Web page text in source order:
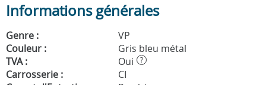
Informations générales
Genre :
VP
Couleur :
Gris bleu métal
TVA :
Oui ?
Carrosserie :
CI